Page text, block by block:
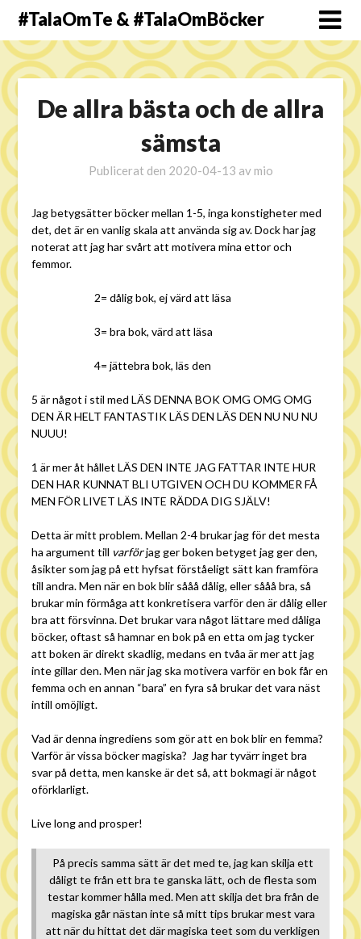
#TalaOmTe & #TalaOmBöcker
De allra bästa och de allra
sämsta
Publicerat den 2020-04-13 av mio
Jag betygsätter böcker mellan 1-5, inga konstigheter med
det, det är en vanlig skala att använda sig av. Dock har jag
noterat att jag har svårt att motivera mina ettor och
femmor.
2= dålig bok, ej värd att läsa
3= bra bok, värd att läsa
4= jättebra bok, läs den
5 är något i stil med LÄS DENNA BOK OMG OMG OMG
DEN ÄR HELT FANTASTIK LÄS DEN LÄS DEN NU NU NU
NUUU!
1 är mer åt hållet LÄS DEN INTE JAG FATTAR INTE HUR
DEN HAR KUNNAT BLI UTGIVEN OCH DU KOMMER FÅ
MEN FÖR LIVET LÄS INTE RÄDDA DIG SJÄLV!
Detta är mitt problem. Mellan 2-4 brukar jag för det mesta
ha argument till varförjag ger boken betyget jag ger den,
åsikter som jag på ett hyfsat förståeligt sätt kan framföra
till andra. Men när en bok blir sååå dålig, eller sååå bra, så
brukar min förmåga att konkretisera varför den är dålig eller
bra att försvinna. Det brukar vara något lättare med dåliga
böcker, oftast så hamnar en bok på en etta om jag tycker
att boken är direkt skadlig, medans en tvåa är mer att jag
inte gillar den. Men när jag ska motivera varför en bok får en
femma och en annan “bara” en fyra så brukar det vara näst
intill omöjligt.
Vad är denna ingrediens som gör att en bok blir en femma?
Varför är vissa böcker magiska? Jag har tyvärr inget bra
svar på detta, men kanske är det så, att bokmagi är något
oförklarligt.
Live long and prosper!
På precis samma sätt är det med te, jag kan skilja ett
dåligt te från ett bra te ganska lätt, och de flesta som
testar kommer hålla med. Men att skilja det bra från de
magiska går nästan inte så mitt tips brukar mest vara
att när du hittat det där magiska teet som du verkligen